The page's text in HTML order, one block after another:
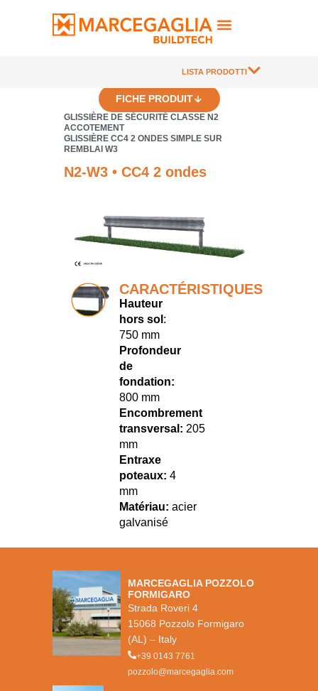
LISTA PRODOTTI
GLISSIÈRE DE SÉCURITÉ CLASSE N2
ACCOTEMENT
GLISSIÈRE CC4 2 ONDES SIMPLE SUR
REMBLAI W3
FICHE PRODUIT
N2-W3 • CC4 2 ondes
CARACTÉRISTIQUES
Hauteur
hors sol :
750 mm
Profondeur
de
fondation:
800 mm
Encombrement
transversal: 205
mm
Entraxe
poteaux: 4
mm
Matériau: acier
galvanisé
MARCEGAGLIA POZZOLO
FORMIGARO
Strada Roveri 4
15068 Pozzolo Formigaro
(AL) – Italy
+39 0143 7761
pozzolo@marcegaglia.com